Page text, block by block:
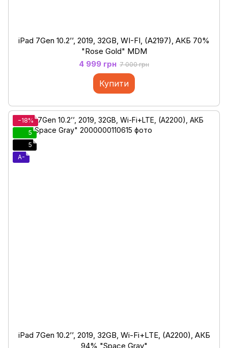
iPad 7Gen 10.2’’, 2019, 32GB, WI-FI, (A2197), АКБ 70%
"Rose Gold" MDM
4 999 грн 7 000 грн
Купити
−18%
5
5
A-
iPad 7Gen 10.2’’, 2019, 32GB, Wi-Fi+LTE, (A2200), АКБ
94% "Space Gray"